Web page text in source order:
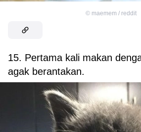
© maemem / reddit
15. Pertama kali makan
agak berantakan.